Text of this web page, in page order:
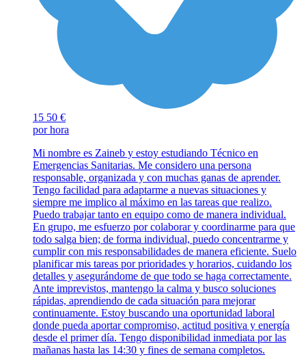
15 50 €
por hora
Mi nombre es Zaineb y estoy estudiando Técnico en
Emergencias Sanitarias. Me considero una persona
responsable, organizada y con muchas ganas de aprender.
Tengo facilidad para adaptarme a nuevas situaciones y
siempre me implico al máximo en las tareas que realizo.
Puedo trabajar tanto en equipo como de manera individual.
En grupo, me esfuerzo por colaborar y coordinarme para que
todo salga bien; de forma individual, puedo concentrarme y
cumplir con mis responsabilidades de manera eficiente. Suelo
planificar mis tareas por prioridades y horarios, cuidando los
detalles y asegurándome de que todo se haga correctamente.
Ante imprevistos, mantengo la calma y busco soluciones
rápidas, aprendiendo de cada situación para mejorar
continuamente. Estoy buscando una oportunidad laboral
donde pueda aportar compromiso, actitud positiva y energía
desde el primer día. Tengo disponibilidad inmediata por las
mañanas hasta las 14:30 y fines de semana completos.